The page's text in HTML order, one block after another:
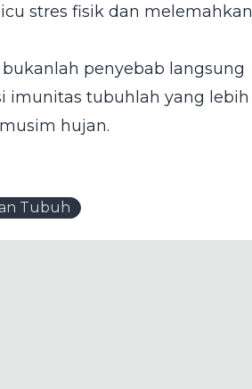
stres fisik dan melemahkan
penyebab langsung
imunitas tubuhlah yang lebih
hujan.
Tubuh